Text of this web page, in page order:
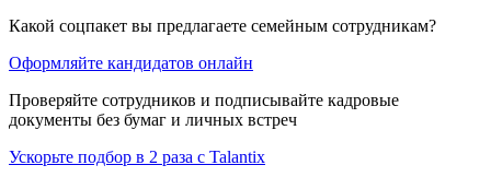
Какой соцпакет вы предлагаете семейным сотрудникам?
Оформляйте кандидатов онлайн
Проверяйте сотрудников и подписывайте кадровые
документы без бумаг и личных встреч
Ускорьте подбор в 2 раза с Talantix